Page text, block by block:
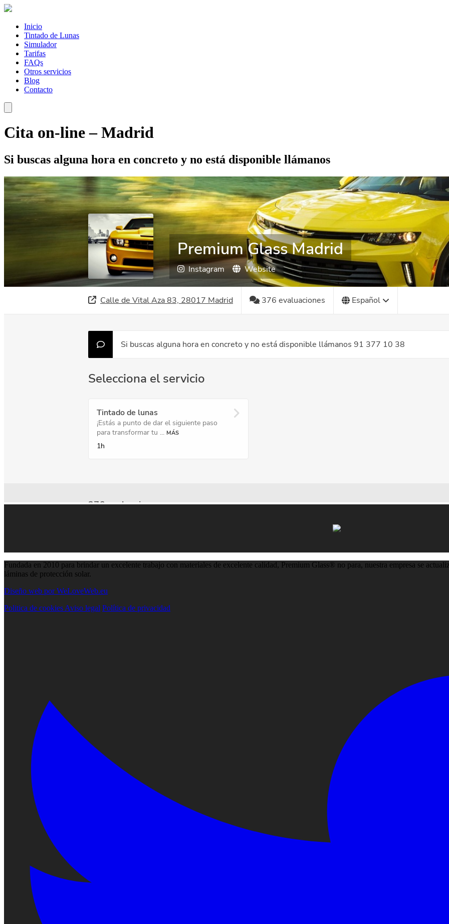
Inicio
Tintado de Lunas
Simulador
Tarifas
FAQs
Otros servicios
Blog
Contacto
Cita on-line – Madrid
Si buscas alguna hora en concreto y no está disponible llámanos
Fundada en 2010 para brindar un excelente trabajo con materiales de excelente calidad, Premium Glass® no para, nuestra empresa se
láminas de protección solar.
Diseño web porWeLoveWeb.eu
Politica de cookies Aviso legal Política de privacidad